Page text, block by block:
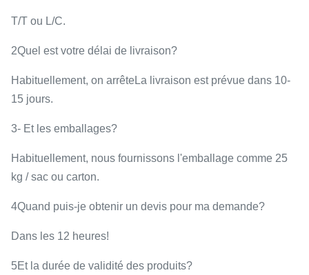
T/T ou L/C.
2Quel est votre délai de livraison?
Habituellement, on arrêteLa livraison est prévue dans 10-
15 jours.
3- Et les emballages?
Habituellement, nous fournissons l'emballage comme 25
kg / sac ou carton.
4Quand puis-je obtenir un devis pour ma demande?
Dans les 12 heures!
5Et la durée de validité des produits?